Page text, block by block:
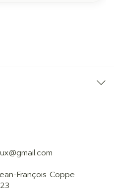
gmail.com
François Coppe